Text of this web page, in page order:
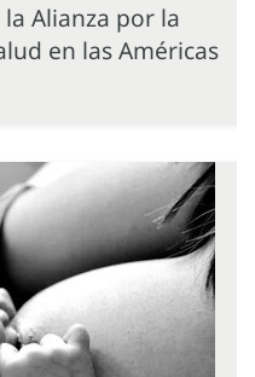
Alianza por la
en las Américas